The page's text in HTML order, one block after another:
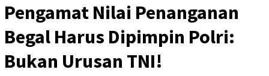
Pengamat Nilai Penanganan
Begal Harus Dipimpin Polri:
Bukan Urusan TNI!